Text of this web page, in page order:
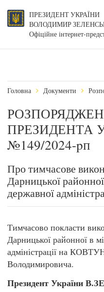
ПРЕЗИДЕНТ УКРАЇНИ
ВОЛОДИМИР
Офіційне інтернет-
Головна Документи
ПРЕЗИДЕНТА
№149/2024-pп
Про тимчасове
Дарницької
державної
Тимчасово покласти
Дарницької районної в
адміністрації на
Володимировича.
Президент України